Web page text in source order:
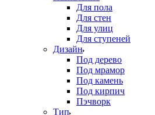
Для пола
Для стен
Для улиц
Для ступеней
Дизайн
Под дерево
Под мрамор
Под камень
Под кирпич
Пэчворк
Тип